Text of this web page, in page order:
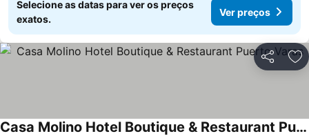
Selecione as datas para ver os preços
exatos.
Ver preços
Partilhar
Casa Molino Hotel Boutique & Restaurant Puerto Varas